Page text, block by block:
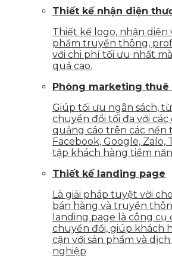
Thiết kế nhận diện
Thiết kế logo, nhận diện
phẩm truyền thông,
với chi phí tối ưu nhất
quả cao.
Phòng marketing thuê
Giúp tối ưu ngân sách,
chuyển đổi tối đa với
quảng cáo trên các nền
Facebook, Google, Zalo,
tập khách hàng tiềm
Thiết kế landing page
Là giải pháp tuyệt vời
bán hàng và truyền
landing page là công cụ
chuyển đổi, giúp khách
cận với sản phẩm và
nghiệp